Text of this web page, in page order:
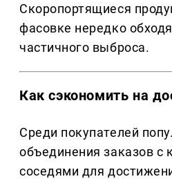
Скоропортящиеся
фасовке нередко
частичного выброса.
Как сэкономить на
Среди покупателей
объединения заказов с
соседями для